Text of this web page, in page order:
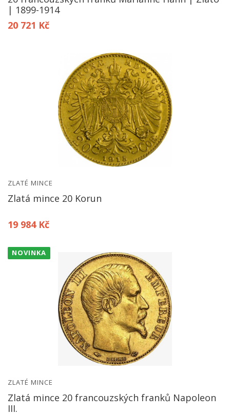
| 1899-1914
20 721 Kč
ZLATÉ MINCE
Zlatá mince 20 Korun
19 984 Kč
NOVINKA
ZLATÉ MINCE
Zlatá mince 20 francouzských franků Napoleon
III.